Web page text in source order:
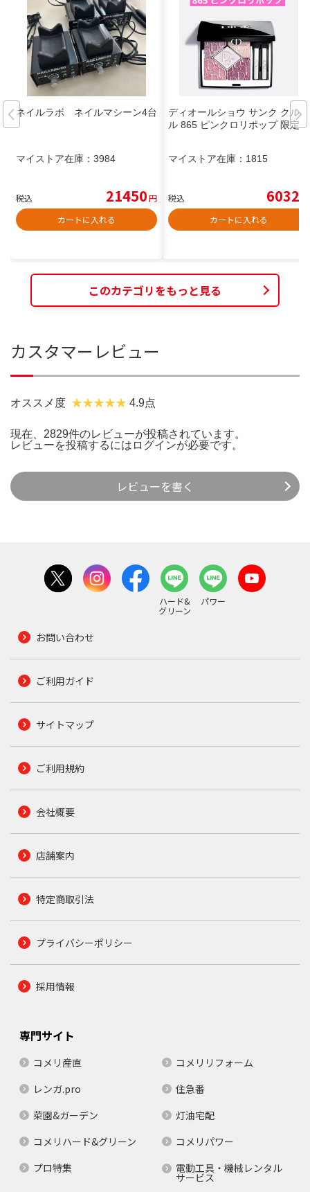
ネイルラボ ネイルマシーン4台
マイストア在庫： 3984
税込 21450円
カートに入れる
ディオールショウ サンク クルー
ル 865 ピンクロリポップ 限定色
マイストア在庫： 1815
税込 6032
カートに入れる
このカテゴリをもっと見る
カスタマーレビュー
オススメ度 4.9点
現在、2829件のレビューが投稿されています。
レビューを投稿するには ログインが必要です。
レビューを書く
ハード&
グリーン
パワー
お問い合わせ
ご利用ガイド
サイトマップ
ご利用規約
会社概要
店舗案内
特定商取引法
プライバシーポリシー
採用情報
専門サイト
コメリ産直
コメリリフォーム
レンガ.pro
住急番
菜園&ガーデン
灯油宅配
コメリハード&グリーン
コメリパワー
プロ特集
電動工具・機械レンタル
サービス